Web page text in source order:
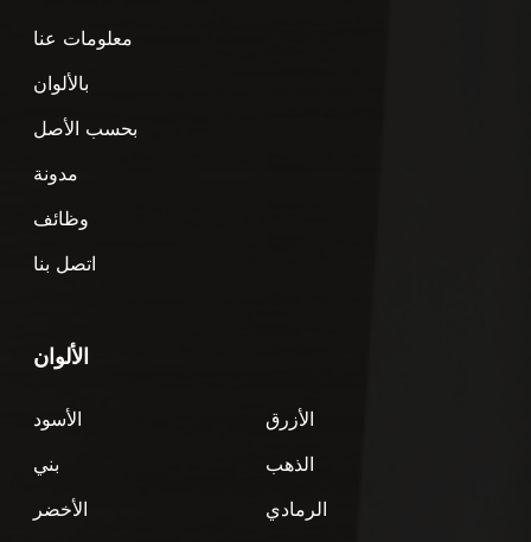
معلومات عنا
بالألوان
بحسب الأصل
مدونة
وظائف
اتصل بنا
الألوان
الأسود
الأزرق
بني
الذهب
الأخضر
الرمادي